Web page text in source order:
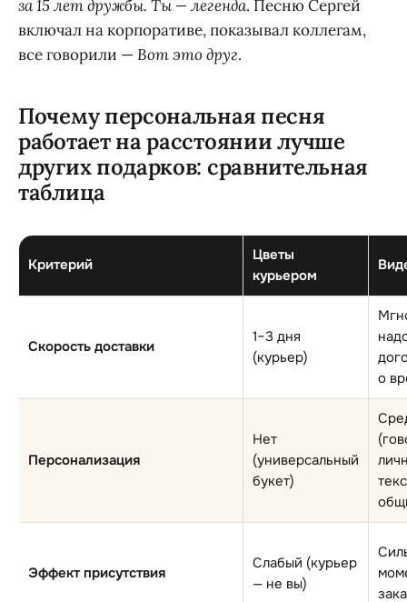
за 15 лет дружбы. Ты — легенда. Песню Сергей
включал на корпоративе, показывал коллегам,
все говорили —Вот это друг.
Почему персональная песня
работает на расстоянии лучше
других подарков: сравнительная
таблица
Критерий
Цветы
курьером
Скорость доставки
1–3 дня
(курьер)
о
Персонализация
Нет
(универсальный
букет)
Эффект присутствия
Слабый (курьер
— не вы)